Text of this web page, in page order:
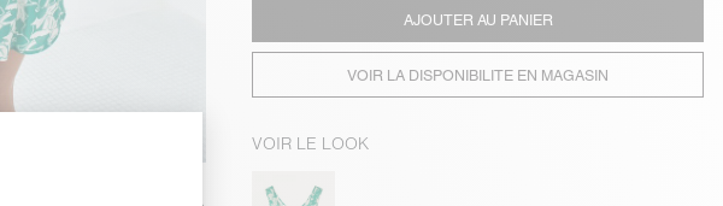
AJOUTER AU PANIER
VOIR LA DISPONIBILITE EN MAGASIN
VOIR LE LOOK